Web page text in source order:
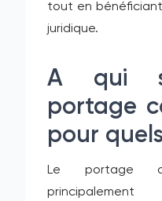
tout en
juridique.
A qui
portage
pour
Le portage